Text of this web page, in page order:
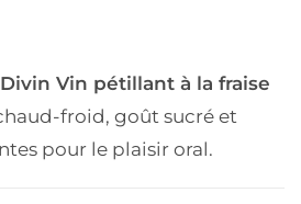
Vin pétillant à la fraise
froid, goût sucré et
pour le plaisir oral.